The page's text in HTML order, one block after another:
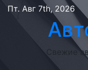
Перейти
содержимому
Пт. Авг 7th, 2026
Свежие